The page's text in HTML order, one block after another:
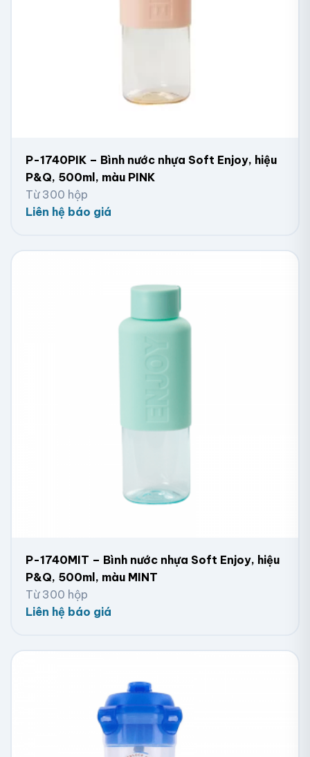
P-1740PIK – Bình nước nhựa Soft Enjoy, hiệu
P&Q, 500ml, màu PINK
Từ 300 hộp
Liên hệ báo giá
P-1740MIT – Bình nước nhựa Soft Enjoy, hiệu
P&Q, 500ml, màu MINT
Từ 300 hộp
Liên hệ báo giá